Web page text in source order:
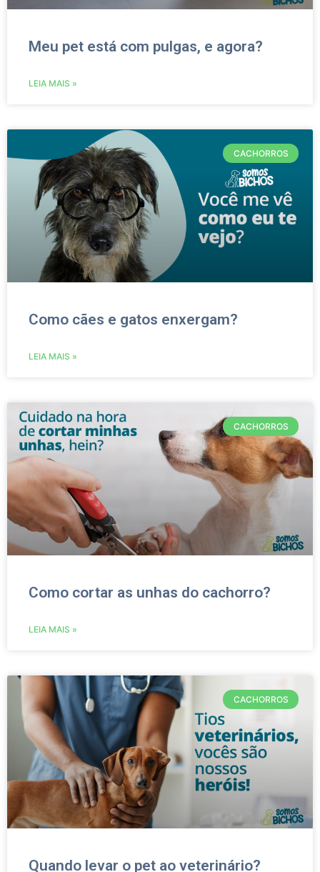
Meu pet está com pulgas, e agora?
LEIA MAIS »
CACHORROS
Como cães e gatos enxergam?
LEIA MAIS »
CACHORROS
Como cortar as unhas do cachorro?
LEIA MAIS »
CACHORROS
Quando levar o pet ao veterinário?